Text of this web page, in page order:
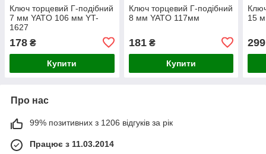
Ключ торцевий Г-подібний
7 мм YATO 106 мм YT-
1627
178 ₴
Купити
Ключ торцевий Г-подібний
8 мм YATO 117мм
181₴
Купити
15
299
Про нас
99% позитивних з 1206 відгуків за рік
Працює з 11.03.2014